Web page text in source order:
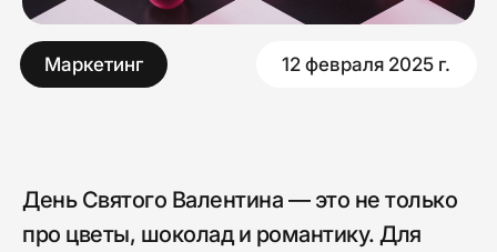
День Святого Валентина — это не только
про цветы, шоколад и романтику. Для